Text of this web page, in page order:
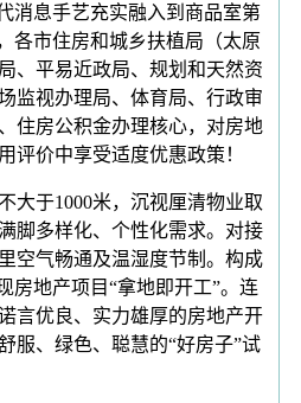
消息手艺充实融入到商品室第
各市住房和城乡扶植局（太原
、平易近政局、规划和天然资
监视办理局、体育局、行政审
住房公积金办理核心，对房地
评价中享受适度优惠政策！
于1000米，沉视厘清物业取
脚多样化、个性化需求。对接
空气畅通及温湿度节制。构成
房地产项目“拿地即开工”。连
言优良、实力雄厚的房地产开
服、绿色、聪慧的“好房子”试